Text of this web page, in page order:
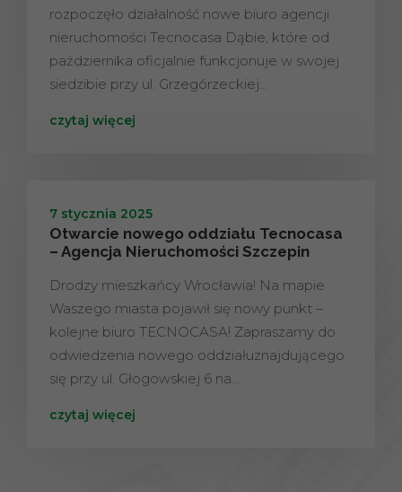
rozpoczęło działalność nowe biuro agencji
nieruchomości Tecnocasa Dąbie, które od
października oficjalnie funkcjonuje w swojej
siedzibie przy ul. Grzegórzeckiej…
czytaj więcej
7 stycznia 2025
Otwarcie nowego oddziału Tecnocasa
– Agencja Nieruchomości Szczepin
Drodzy mieszkańcy Wrocławia! Na mapie
Waszego miasta pojawił się nowy punkt –
kolejne biuro TECNOCASA! Zapraszamy do
odwiedzenia nowego oddziałuznajdującego
się przy ul. Głogowskiej 6 na…
czytaj więcej